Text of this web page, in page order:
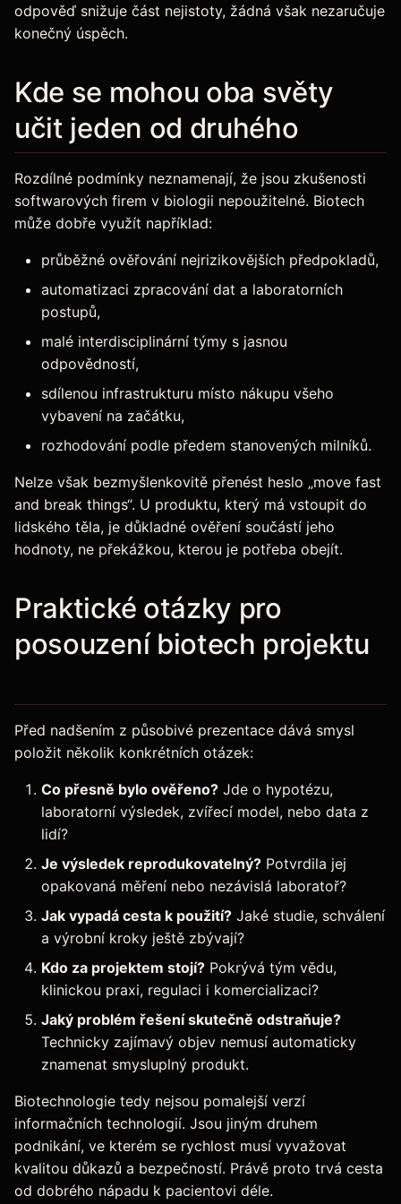
odpověď snižuje část nejistoty, žádná však nezaručuje
konečný úspěch.
Kde se mohou oba světy
učit jeden od druhého
Rozdílné podmínky neznamenají, že jsou zkušenosti
softwarových firem v biologii nepoužitelné. Biotech
může dobře využít například:
průběžné ověřování nejrizikovějších předpokladů,
automatizaci zpracování dat a laboratorních
postupů,
malé interdisciplinární týmy s jasnou
odpovědností,
sdílenou infrastrukturu místo nákupu všeho
vybavení na začátku,
rozhodování podle předem stanovených milníků.
Nelze však bezmyšlenkovitě přenést heslo „move fast
and break things“. U produktu, který má vstoupit do
lidského těla, je důkladné ověření součástí jeho
hodnoty, ne překážkou, kterou je potřeba obejít.
Praktické otázky pro
posouzení biotech projektu
Před nadšením z působivé prezentace dává smysl
položit několik konkrétních otázek:
Co přesně bylo ověřeno? Jde o hypotézu,
laboratorní výsledek, zvířecí model, nebo data z
lidí?
Je výsledek reprodukovatelný? Potvrdila jej
opakovaná měření nebo nezávislá laboratoř?
Jak vypadá cesta k použití? Jaké studie, schválení
a výrobní kroky ještě zbývají?
Kdo za projektem stojí? Pokrývá tým vědu,
klinickou praxi, regulaci i komercializaci?
Jaký problém řešení skutečně odstraňuje?
Technicky zajímavý objev nemusí automaticky
znamenat smysluplný produkt.
Biotechnologie tedy nejsou pomalejší verzí
informačních technologií. Jsou jiným druhem
podnikání, ve kterém se rychlost musí vyvažovat
kvalitou důkazů a bezpečností. Právě proto trvá cesta
od dobrého nápadu k pacientovi déle.